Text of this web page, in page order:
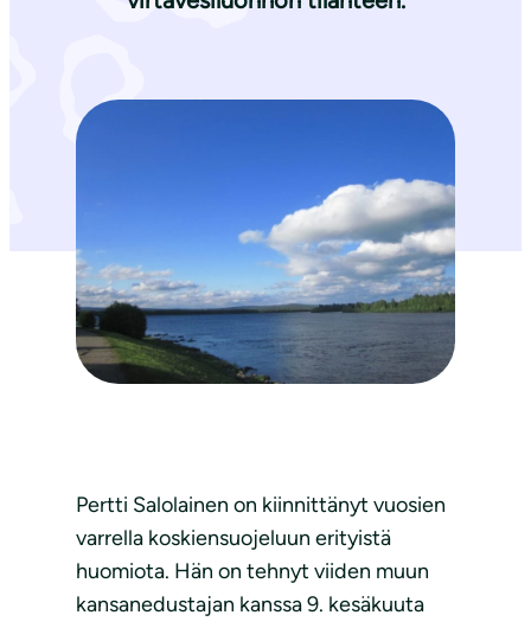
Pertti Salolainen on kiinnittänyt vuosien
varrella koskiensuojeluun erityistä
huomiota. Hän on tehnyt viiden muun
kansanedustajan kanssa 9. kesäkuuta